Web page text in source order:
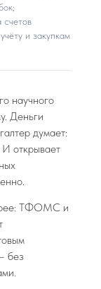
счетов
и закупкам
научного
Деньги
думает:
открывает
ТФОМС и
без